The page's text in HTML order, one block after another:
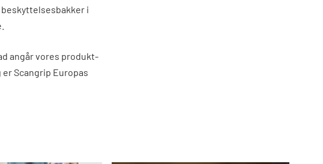
i
angår vores produkt-
Scangrip Europas